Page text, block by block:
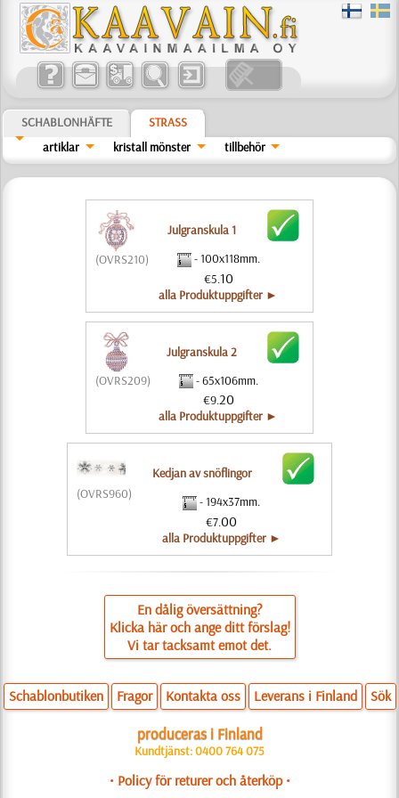
SCHABLONHÄFTE
STRASS
artiklar
kristall mönster tillbehör
(OVRS210)
Julgranskula 1
- 100x118mm.
€5.10
alla Produktuppgifter ►
(OVRS209)
Julgranskula 2
- 65x106mm.
€9.20
alla Produktuppgifter ►
(OVRS960)
Kedjan av snöflingor
- 194x37mm.
€7.00
alla Produktuppgifter ►
En dålig översättning?
Klicka här och ange ditt förslag!
Vi tar tacksamt emot det.
Schablonbutiken Fragor Kontakta oss Leverans i Finland Sök
produceras i Finland
Kundtjänst: 0400 764 075
• Policy för returer och återköp •